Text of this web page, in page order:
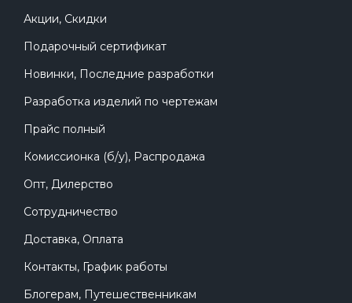
Акции, Скидки
Подарочный сертификат
Новинки, Последние разработки
Разработка изделий по чертежам
Прайс полный
Комиссионка (б/у), Распродажа
Опт, Дилерство
Сотрудничество
Доставка, Оплата
Контакты, График работы
Блогерам, Путешественникам